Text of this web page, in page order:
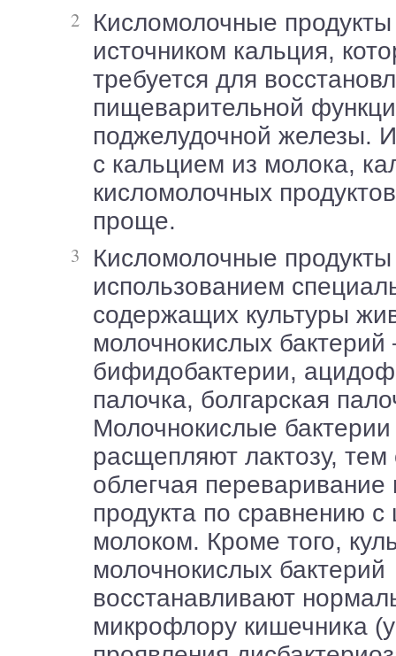
Кисломолочные продукты служат
источником кальция,
требуется для
пищеварительной
поджелудочной железы.
с кальцием из молока,
кисломолочных
проще.
Кисломолочные продукты готовят с
использованием
содержащих культуры
молочнокислых бактерий
бифидобактерии,
палочка, болгарская
Молочнокислые бактерии
расщепляют лактозу,
облегчая переваривание
продукта по сравнению
молоком. Кроме того,
молочнокислых бактерий
восстанавливают
микрофлору кишечника